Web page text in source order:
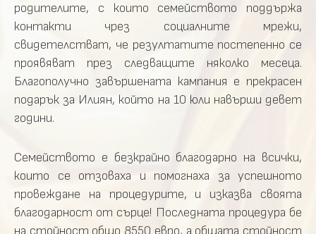
родителите, с които семейството поддържа
контакти чрез социалните мрежи,
свидетелстват, че резултатите постепенно се
проявяват през следващите няколко месеца.
Благополучно завършената кампания е прекрасен
подарък за Илиян, който на 10 юли навърши девет
години.
Семейството е безкрайно благодарно на всички,
които се отзоваха и помогнаха за успешното
провеждане на процедурите, и изказва своята
благодарност от сърце! Последната процедура бе
на стойност общо 8550 евро, а общата стойност